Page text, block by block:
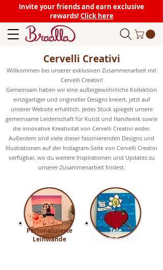
Invite your friends and earn exclusive
rewards! Click here
Cervelli Creativi
Willkommen bei unserer exklusiven Zusammenarbeit mit
Cervelli Creativi!
Gemeinsam haben wir eine außergewöhnliche Kollektion
einzigartiger und origineller Designs kreiert, jetzt auf
unserer Website erhältlich. Jedes Stück spiegelt unsere
gemeinsame Leidenschaft für Kunst und Handwerk sowie
die innovative Kreativität von Cervelli Creativi wider.
Außerdem sind viele dieser faszinierenden Designs und
Illustrationen auf der Instagram-Seite von Cervelli Creativi
verfügbar, wo du weitere Inspirationen und Updates zu
unserer Zusammenarbeit findest.
Personalisierte
Leinwände
Tele
CervelliCreativi